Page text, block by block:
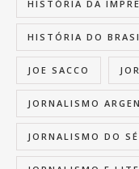
HISTÓRIA DA
HISTÓRIA DO
JOE SACCO
JORNALISMO
JORNALISMO DO